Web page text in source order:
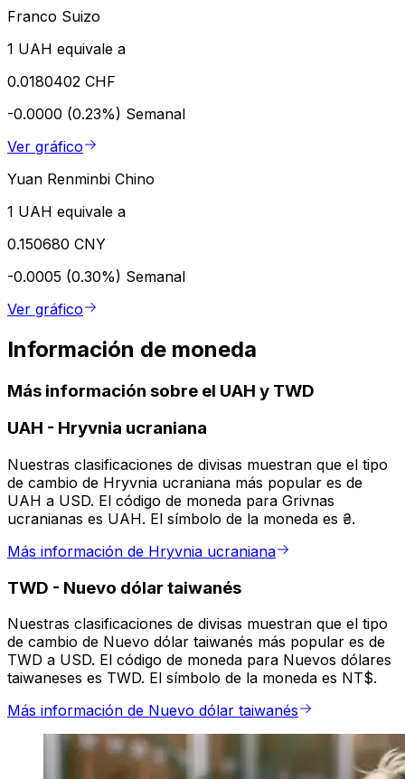
Franco Suizo
1 UAH equivale a
0.0180402 CHF
-0.0000 (0.23%) Semanal
Ver gráfico
Yuan Renminbi Chino
1 UAH equivale a
0.150680 CNY
-0.0005 (0.30%) Semanal
Ver gráfico
Información de moneda
Más información sobre el UAH y TWD
UAH - Hryvnia ucraniana
Nuestras clasificaciones de divisas muestran que el tipo
de cambio de Hryvnia ucraniana más popular es de
UAH a USD. El código de moneda para Grivnas
ucranianas es UAH. El símbolo de la moneda es ₴.
Más información de Hryvnia ucraniana
TWD - Nuevo dólar taiwanés
Nuestras clasificaciones de divisas muestran que el tipo
de cambio de Nuevo dólar taiwanés más popular es de
TWD a USD. El código de moneda para Nuevos dólares
taiwaneses es TWD. El símbolo de la moneda es NT$.
Más información de Nuevo dólar taiwanés